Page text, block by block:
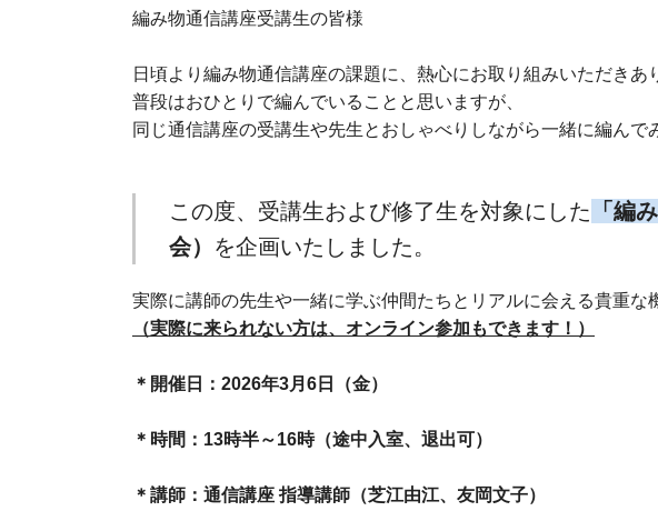
編み物通信講座受講生の皆様
日頃より編み物通信講座の課題に、熱心にお取り組みいただきあ
普段はおひとりで編んでいることと思いますが、
同じ通信講座の受講生や先生とおしゃべりしながら一緒に編んで
この度、受講生および修了生を対象にした 「編
会） を企画いたしました。
実際に講師の先生や一緒に学ぶ仲間たちとリアルに会える貴重な
（実際に来られない方は、オンライン参加もできます！）
＊開催日：2026年3月6日（金）
＊時間：13時半～16時（途中入室、退出可）
＊講師：通信講座 指導講師（芝江由江、友岡文子）